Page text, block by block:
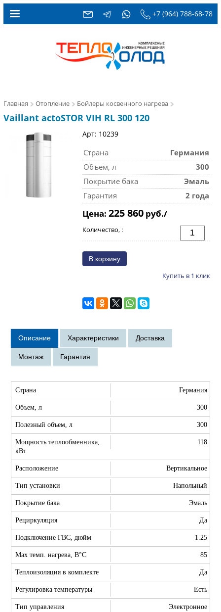
+7 (964) 788-68-78
Главная Отопление Бойлеры косвенного нагрева
Vaillant actoSTOR VIH RL 300 120
Арт: 10239
Страна
Германия
Объем, л
300
Покрытие бака
Эмаль
Гарантия
2 года
Цена: 225 860руб./
Количество, :
Купить в 1 клик
Страна Германия
Объем, л 300
Полезный объем, л 300
Мощность теплообменника,
кВт
118
Расположение Вертикальное
Тип установки Напольный
Покрытие бака Эмаль
Рециркуляция Да
Подключение ГВС, дюйм 1.25
Max темп. нагрева, В°С 85
Теплоизоляция в комплекте Да
Регулировка температуры Есть
Тип управления Электронное